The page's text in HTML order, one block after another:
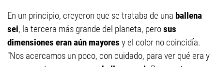
En un principio, creyeron que se trataba de una ballena
sei, la tercera más grande del planeta, perosus
dimensiones eran aún mayores y el color no coincidía.
"Nos acercamos un poco, con cuidado, para ver qué era y